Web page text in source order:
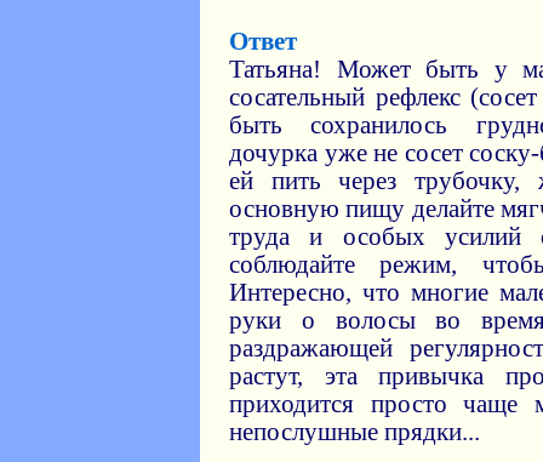
Ответ
Татьяна! Может быть у
сосательный рефлекс
быть сохранилось
дочурка уже не сосет
ей пить через трубочку,
основную пищу делайте
труда и особых усилий
соблюдайте режим,
Интересно, что многие
руки о волосы во
раздражающей
растут, эта привычка
приходится просто чаще
непослушные прядки...